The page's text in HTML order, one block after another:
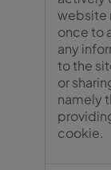
website
once to
any
to the
or
namely
cookie.